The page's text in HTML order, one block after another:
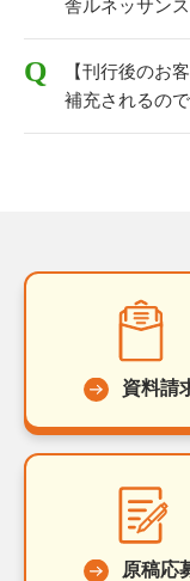
舎ルネッサン
【刊行後のお
補充されるの
資料請
原稿応